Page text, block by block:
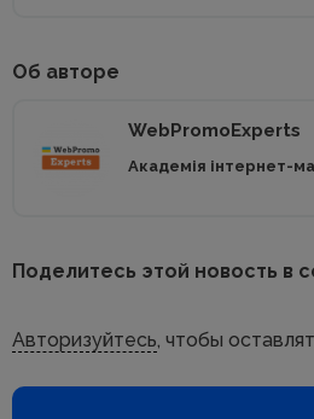
Об авторе
WebPromoExperts
Академія інтернет-
Поделитесь этой новость в
Авторизуйтесь, чтобы